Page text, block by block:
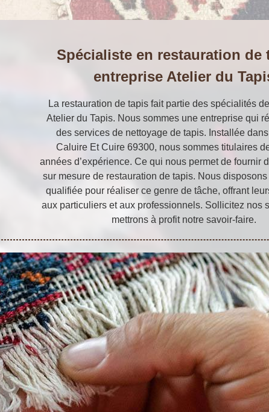
Spécialiste en restauration de
entreprise Atelier du
La restauration de tapis fait partie des spécialités
Atelier du Tapis. Nous sommes une entreprise qui
des services de nettoyage de tapis. Installée
Caluire Et Cuire 69300, nous sommes titulaires
années d’expérience. Ce qui nous permet de fournir
sur mesure de restauration de tapis. Nous disposons
qualifiée pour réaliser ce genre de tâche, offrant
aux particuliers et aux professionnels. Sollicitez nos
mettrons à profit notre savoir-faire.